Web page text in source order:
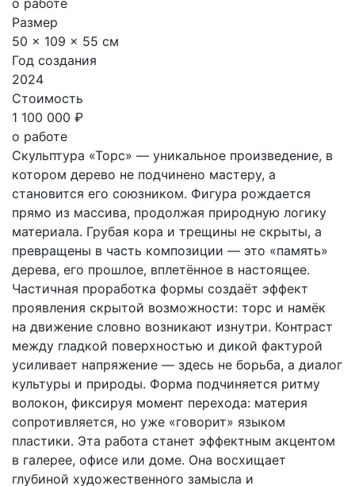
Размер
50 x 109 x 55 см
Год создания
2024
Стоимость
1 100 000 ₽
о работе
Скульптура «Торс» — уникальное произведение, в
котором дерево не подчинено мастеру, а
становится его союзником. Фигура рождается
прямо из массива, продолжая природную логику
материала. Грубая кора и трещины не скрыты, а
превращены в часть композиции — это «память»
дерева, его прошлое, вплетённое в настоящее.
Частичная проработка формы создаёт эффект
проявления скрытой возможности: торс и намёк
на движение словно возникают изнутри. Контраст
между гладкой поверхностью и дикой фактурой
усиливает напряжение — здесь не борьба, а диалог
культуры и природы. Форма подчиняется ритму
волокон, фиксируя момент перехода: материя
сопротивляется, но уже «говорит» языком
пластики. Эта работа станет эффектным акцентом
в галерее, офисе или доме. Она восхищает
глубиной художественного замысла и